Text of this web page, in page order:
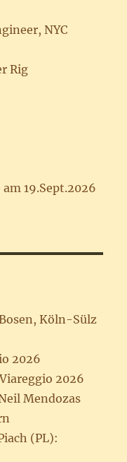
NYC
Rig
19.Sept.2026
Köln-Sülz
2026
2026
Mendozas
(PL):